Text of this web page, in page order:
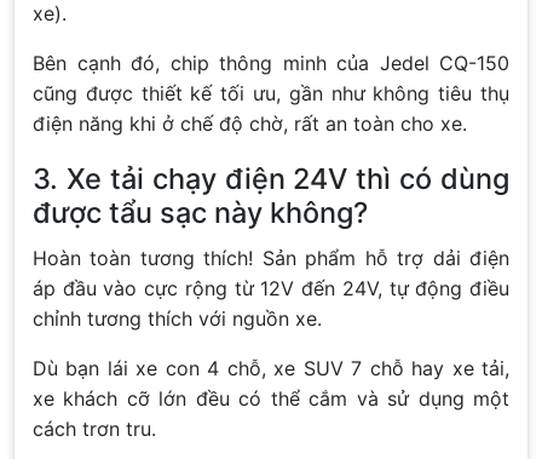
xe).
Bên cạnh đó, chip thông minh của Jedel CQ-150
cũng được thiết kế tối ưu, gần như không tiêu thụ
điện năng khi ở chế độ chờ, rất an toàn cho xe.
3. Xe tải chạy điện 24V thì có dùng
được tẩu sạc này không?
Hoàn toàn tương thích! Sản phẩm hỗ trợ dải điện
áp đầu vào cực rộng từ 12V đến 24V, tự động điều
chỉnh tương thích với nguồn xe.
Dù bạn lái xe con 4 chỗ, xe SUV 7 chỗ hay xe tải,
xe khách cỡ lớn đều có thể cắm và sử dụng một
cách trơn tru.